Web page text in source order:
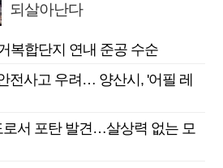
되살아난다
복합단지 연내 준공 수순
전사고 우려… 양산시, '어필 레
서 포탄 발견…살상력 없는 모